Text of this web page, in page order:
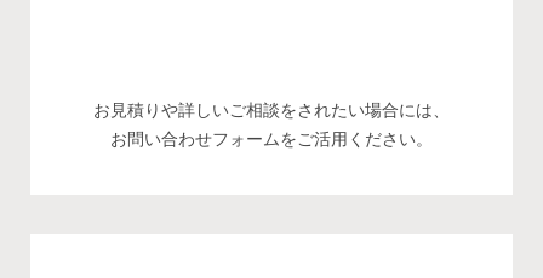
お見積りや詳しいご相談をされたい場合には、
お問い合わせフォームをご活用ください。